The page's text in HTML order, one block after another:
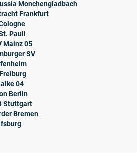
Monchengladbach
Frankfurt
Pauli
Mainz 05
SV
04
Berlin
Stuttgart
Bremen